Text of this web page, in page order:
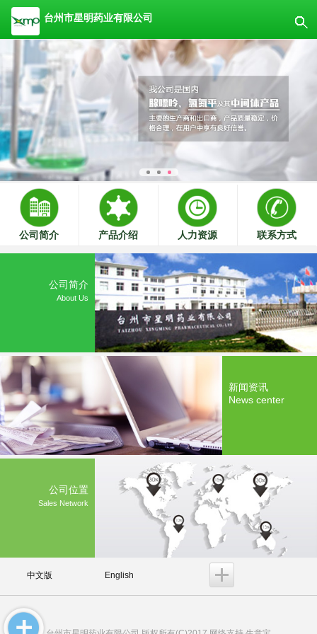
台州市星明药业有限公司
公司简介 产品介绍 人力资源 联系方式
公司简介
About Us
新闻资讯
News center
公司位置
Sales Network
中文版 English